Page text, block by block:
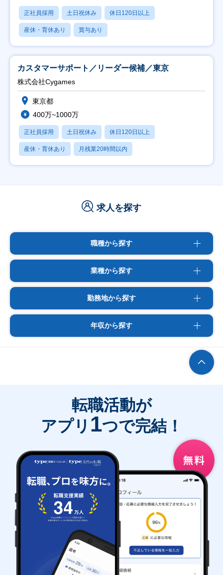
正社員採用 土日祝休み 休日120日以上
産休・育休あり 賞与あり
カスタマーサポート／リーダー候補／東京
株式会社Cygames
東京都
400万~1000万
正社員採用 土日祝休み 休日120日以上
産休・育休あり 月残業20時間以内
求人を探す
職種から探す
業種から探す
勤務地から探す
年収から探す
転職活動が
アプリ 1つで完結！